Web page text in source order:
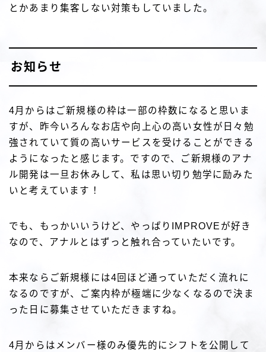
とかあまり集客しない対策もしていました。
お知らせ
4月からはご新規様の枠は一部の枠数になると思いま
すが、昨今いろんなお店や向上心の高い女性が日々勉
強されていて質の高いサービスを受けることができる
ようになったと感じます。ですので、ご新規様のアナ
ル開発は一旦お休みして、私は思い切り勉学に励みた
いと考えています！
でも、もっかいいうけど、やっぱりIMPROVEが好き
なので、アナルとはずっと触れ合っていたいです。
本来ならご新規様には4回ほど通っていただく流れに
なるのですが、ご案内枠が極端に少なくなるので決ま
った日に募集させていただきますね。
4月からはメンバー様のみ優先的にシフトを公開して